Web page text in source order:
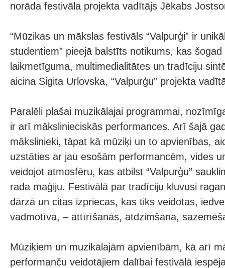
norāda festivāla projekta vadītājs Jēkabs
“Mūzikas un mākslas festivāls “Valpurģi” ir
studentiem” pieejā balstīts notikums, kas
laikmetīguma, multimedialitātes un tradīciju
aicina Sigita Urlovska, “Valpurģu” projekta
Paralēli plašai muzikālajai programmai,
ir arī mākslinieciskās performances. Arī šajā
mākslinieki, tāpat kā mūziķi un to apvienības,
uzstāties ar jau esošām performancēm, vides
veidojot atmosfēru, kas atbilst “Valpurģu”
rada maģiju. Festivālā par tradīciju kļuvusi
dārzā un citas izpriecas, kas tiks veidotas,
vadmotīva, – attīrīšanās, atdzimšana,
Mūziķiem un muzikālajām apvienībām, kā arī
performanču veidotājiem dalībai festivālā